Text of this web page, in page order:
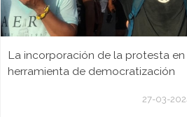
La incorporación de la protesta
herramienta de democratización
27-03-